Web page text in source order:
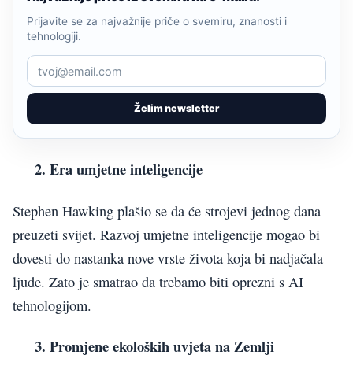
Želim newsletter
Prijavite se za najvažnije priče o svemiru, znanosti i
tehnologiji.
2. Era umjetne inteligencije
Stephen Hawking plašio se da će strojevi jednog dana
preuzeti svijet. Razvoj umjetne inteligencije mogao bi
dovesti do nastanka nove vrste života koja bi nadjačala
ljude. Zato je smatrao da trebamo biti oprezni s AI
tehnologijom.
3. Promjene ekoloških uvjeta na Zemlji